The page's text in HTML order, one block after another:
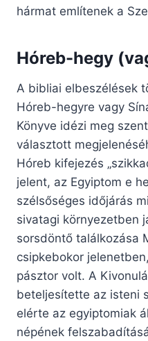
hármat említenek a
Hóreb-hegy
A bibliai elbeszélések
Hóreb-hegyre vagy
Könyve idézi meg
választott
Hóreb kifejezés
jelent, az Egyiptom e
szélsőséges időjárás
sivatagi környezetben
sorsdöntő találkozása
csipkebokor
pásztor volt. A
beteljesítette az isteni
elérte az egyiptomiak
népének